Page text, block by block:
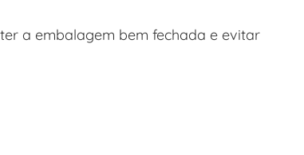
a embalagem bem fechada e evitar